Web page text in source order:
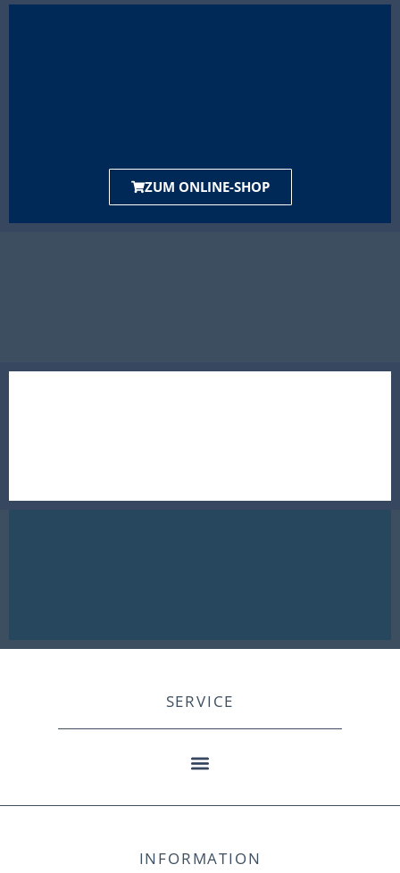
ZUM ONLINE-SHOP
SERVICE
INFORMATION